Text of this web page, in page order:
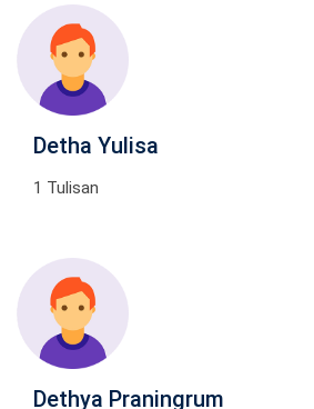
Detha Yulisa
1 Tulisan
Dethya Praningrum